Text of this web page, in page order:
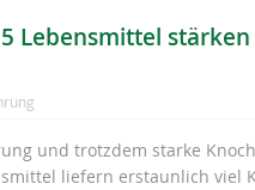
Lebensmittel stärken
und trotzdem starke
liefern erstaunlich viel